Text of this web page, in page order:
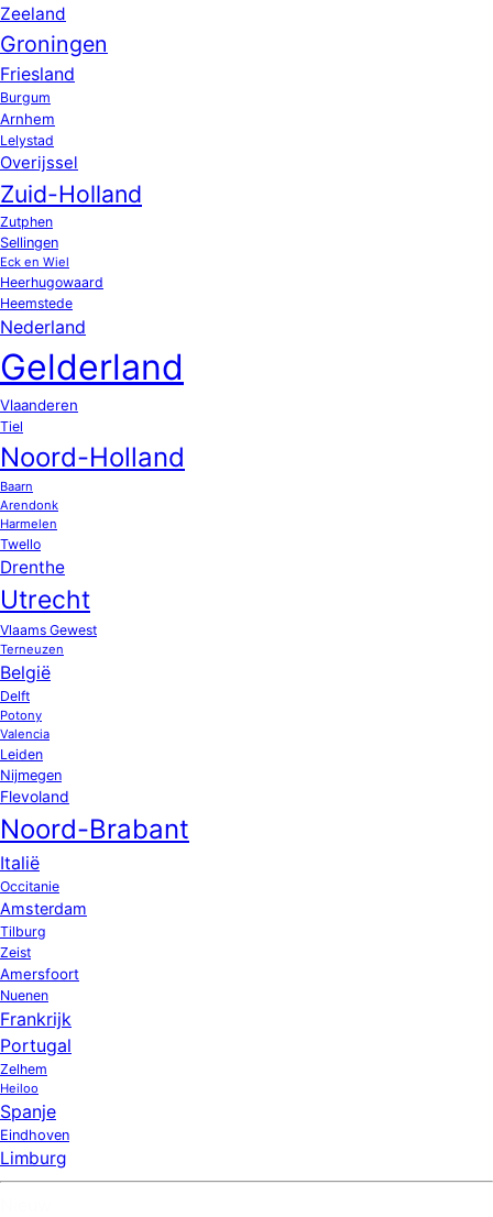
Zeeland
Groningen
Friesland
Burgum
Arnhem
Lelystad
Overijssel
Zuid-Holland
Zutphen
Sellingen
Eck en Wiel
Heerhugowaard
Heemstede
Nederland
Gelderland
Vlaanderen
Tiel
Noord-Holland
Baarn
Arendonk
Harmelen
Twello
Drenthe
Utrecht
Vlaams Gewest
Terneuzen
België
Delft
Potony
Valencia
Leiden
Nijmegen
Flevoland
Noord-Brabant
Italië
Occitanie
Amsterdam
Tilburg
Zeist
Amersfoort
Nuenen
Frankrijk
Portugal
Zelhem
Heiloo
Spanje
Eindhoven
Limburg